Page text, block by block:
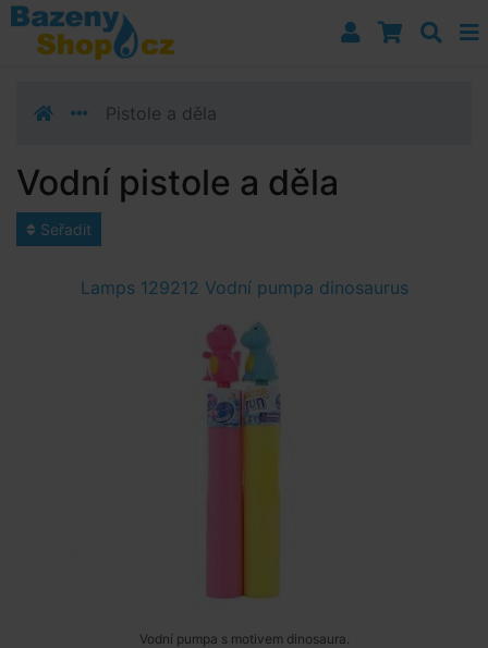
Přejít k navigaci
Přejít na obsah
Přejít k postrannímu sloupci
Pistole a děla
Vodní pistole a děla
Seřadit
Lamps 129212 Vodní pumpa dinosaurus
Vodní pumpa s motivem dinosaura.